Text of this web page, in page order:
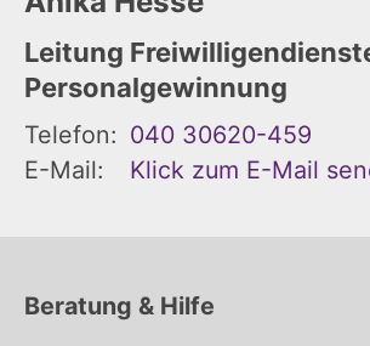
Leitung
Personalgewinnung
Telefon: 040 30620-459
E-Mail:
Klick zum E-Mail
Beratung & Hilfe